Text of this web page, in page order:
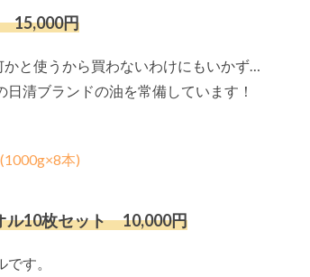
15,000円
と使うから買わないわけにもいかず…
清ブランドの油を常備しています！
本)
ル10枚セット 10,000円
す。